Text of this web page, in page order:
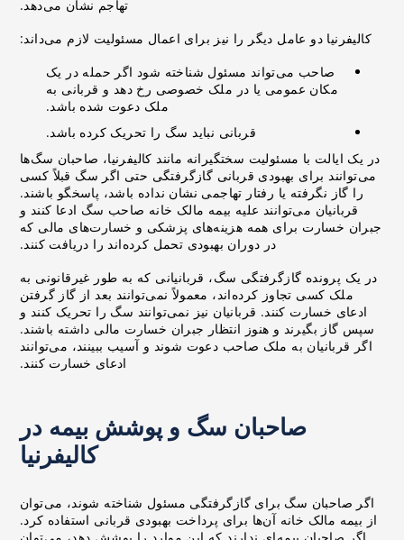
تهاجم نشان می‌دهد.
کالیفرنیا دو عامل دیگر را نیز برای اعمال مسئولیت لازم می‌داند:
صاحب می‌تواند مسئول شناخته شود اگر حمله در یک
مکان عمومی یا در ملک خصوصی رخ دهد و قربانی به
ملک دعوت شده باشد.
قربانی نباید سگ را تحریک کرده باشد.
در یک ایالت با مسئولیت سختگیرانه مانند کالیفرنیا، صاحبان سگ‌ها
می‌توانند برای بهبودی قربانی گازگرفتگی حتی اگر سگ قبلاً کسی
را گاز نگرفته یا رفتار تهاجمی نشان نداده باشد، پاسخگو باشند.
قربانیان می‌توانند علیه بیمه مالک خانه صاحب سگ ادعا کنند و
جبران خسارت برای همه هزینه‌های پزشکی و خسارت‌های مالی که
در دوران بهبودی تحمل کرده‌اند را دریافت کنند.
در یک پرونده گازگرفتگی سگ، قربانیانی که به طور غیرقانونی به
ملک کسی تجاوز کرده‌اند، معمولاً نمی‌توانند بعد از گاز گرفتن
ادعای خسارت کنند. قربانیان نیز نمی‌توانند سگ را تحریک کنند و
سپس گاز بگیرند و هنوز انتظار جبران خسارت مالی داشته باشند.
اگر قربانیان به ملک صاحب دعوت شوند و آسیب ببینند، می‌توانند
ادعای خسارت کنند.
صاحبان سگ و پوشش بیمه در
کالیفرنیا
اگر صاحبان سگ برای گازگرفتگی مسئول شناخته شوند، می‌توان
از بیمه مالک خانه آن‌ها برای پرداخت بهبودی قربانی استفاده کرد.